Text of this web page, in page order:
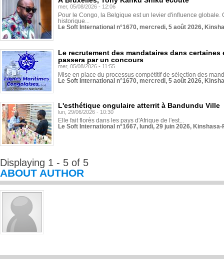
mer, 05/08/2026 - 12:06
Pour le Congo, la Belgique est un levier d'influence globale.
historique...
Le Soft International n°1670, mercredi, 5 août 2026,
Le recrutement des mandataires dans
passera par un concours
mer, 05/08/2026 - 11:55
Mise en place du processus compétitif de sélection des
Le Soft International n°1670, mercredi, 5 août 2026,
L'esthétique ongulaire atterrit à Bandundu Ville
lun, 29/06/2026 - 10:30
Elle fait florès dans les pays d'Afrique de l'est...
Le Soft International n°1667, lundi, 29 juin 2026,
Displaying 1 - 5 of 5
ABOUT AUTHOR